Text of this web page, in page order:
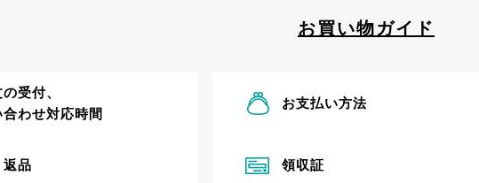
お買い物ガイド
受付、
合わせ対応時間
お支払い方法
返品 領収証